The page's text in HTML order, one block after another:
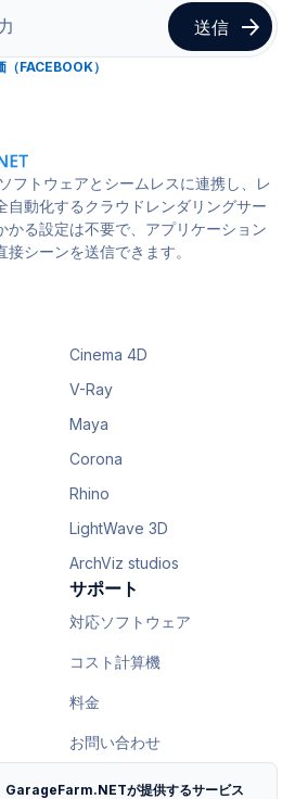
（FACEBOOK）
フトウェアとシームレスに連携し、レ
自動化するクラウドレンダリングサー
かる設定は不要で、アプリケーション
シーンを送信できます。
Cinema 4D
V-Ray
Maya
Corona
Rhino
LightWave 3D
ArchViz studios
サポート
対応ソフトウェア
コスト計算機
料金
お問い合わせ
GarageFarm.NETが提供するサービス